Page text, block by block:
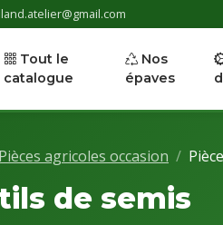
Tout le
catalogue
Nos
épaves
Pièces agricoles occasion
de semis